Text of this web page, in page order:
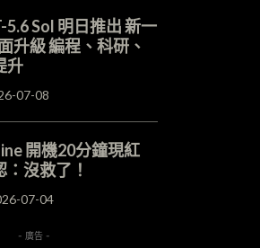
5.6 Sol 明日推出 新一
升級 編程、科研、
升
07-08
開機20分鐘現紅
沒救了！
07-04
- 廣告 -